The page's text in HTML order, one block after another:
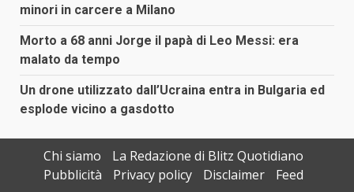
minori in carcere a Milano
Morto a 68 anni Jorge il papà di Leo Messi: era
malato da tempo
Un drone utilizzato dall’Ucraina entra in Bulgaria ed
esplode vicino a gasdotto
Chi siamo
La Redazione di Blitz Quotidiano
Pubblicità
Privacy policy Disclaimer Feed